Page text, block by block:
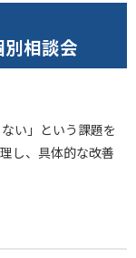
相談会
い」という課題を
し、具体的な改善